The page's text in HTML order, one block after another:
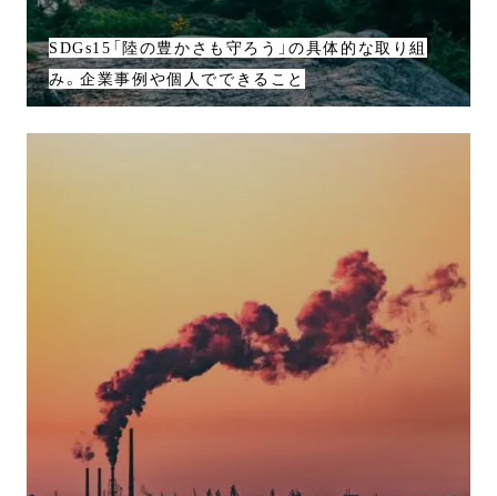
SDGs15「陸の豊かさも守ろう」の具体的な取り組
み。企業事例や個人でできること